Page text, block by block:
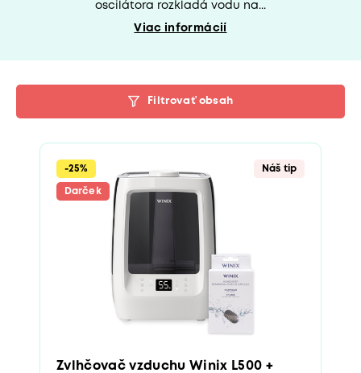
oscilátora rozkladá vodu na...
Viac informácií
Filtrovať obsah
Darček
-25% Náš tip
Zvlhčovač vzduchu Winix L500 +